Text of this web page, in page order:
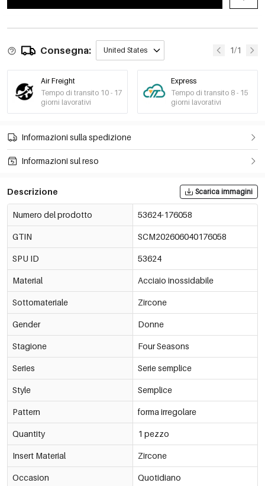
53624-176065 €0,33
-15% 955-Oro/5 millimetri €0,40
€0,47
955-Oro/6 millimetri
53624-176067
€0,40
€0,47
-15% 955-Oro/7 millimetri €0,52
-15%
Consegna: United States 1/1
Air Freight
Tempo di transito 10 - 17
giorni lavorativi
Express
Tempo di transito 8 - 15
giorni lavorativi
Informazioni sulla spedizione
Informazioni sul reso
Descrizione Scarica immagini
Numero del prodotto 53624-176058
GTIN SCM202606040176058
SPU ID 53624
Material Acciaio inossidabile
Sottomateriale Zircone
Gender Donne
Stagione Four Seasons
Series Serie semplice
Style Semplice
Pattern forma irregolare
Quantity 1 pezzo
Insert Material Zircone
Occasion Quotidiano